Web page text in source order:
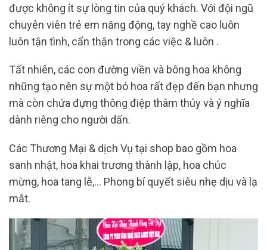
được không ít sự lòng tin của quý khách. Với đội ngũ
chuyên viên trẻ em năng động, tay nghề cao luôn
luôn tận tình, cẩn thận trong các việc & luôn .
Tất nhiên, các con đường viền và bông hoa không
những tạo nên sự một bó hoa rất đẹp đến bạn nhưng
mà còn chứa đựng thông điệp thâm thúy và ý nghĩa
dành riêng cho người dấn.
Các Thương Mại & dịch Vụ tại shop bao gồm hoa
sanh nhật, hoa khai trương thành lập, hoa chúc
mừng, hoa tang lễ,… Phong bí quyết siêu nhẹ dịu và lạ
mắt.